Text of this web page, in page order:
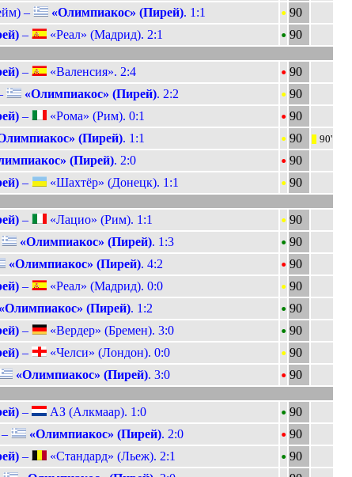
– «Олимпиакос» (Пирей). 1:1 • 90
– «Реал» (Мадрид). 2:1 • 90
– «Валенсия». 2:4 • 90
«Олимпиакос» (Пирей). 2:2 • 90
– «Рома» (Рим). 0:1 • 90
(Пирей). 1:1 • 90 90'
(Пирей). 2:0 • 90
– «Шахтёр» (Донецк). 1:1 • 90
– «Лацио» (Рим). 1:1 • 90
«Олимпиакос» (Пирей). 1:3 • 90
«Олимпиакос» (Пирей). 4:2 • 90
– «Реал» (Мадрид). 0:0 • 90
«Олимпиакос» (Пирей). 1:2 • 90
– «Вердер» (Бремен). 3:0 • 90
– «Челси» (Лондон). 0:0 • 90
«Олимпиакос» (Пирей). 3:0 • 90
– АЗ (Алкмаар). 1:0 • 90
«Олимпиакос» (Пирей). 2:0 • 90
– «Стандард» (Льеж). 2:1 • 90